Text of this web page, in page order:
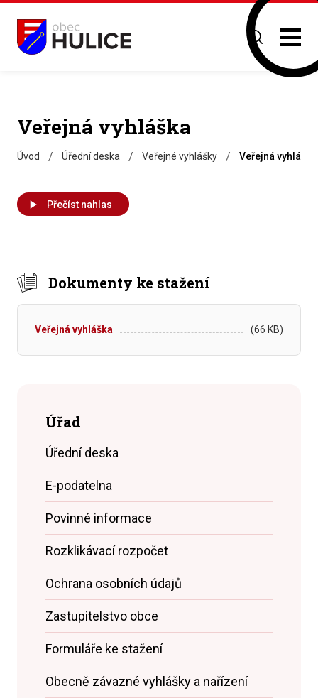
Veřejná vyhláška
Úvod / Úřední deska / Veřejné vyhlášky / Veřejná vyhláška
Přečíst nahlas
Dokumenty ke stažení
Veřejná vyhláška (66 KB)
Úřad
Úřední deska
E-podatelna
Povinné informace
Rozklikávací rozpočet
Ochrana osobních údajů
Zastupitelstvo obce
Formuláře ke stažení
Obecně závazné vyhlášky a nařízení